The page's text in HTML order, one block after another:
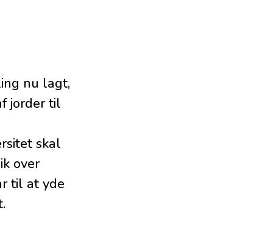
nu lagt,
jorder til
skal
over
til at yde